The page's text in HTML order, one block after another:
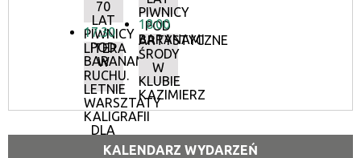
70
LAT
PIWNICY
POD
BARANAMI
17:30
LITERA
W
RUCHU.
LETNIE
WARSZTATY
KALIGRAFII
DLA
DOROSŁYCH
PIWNICY
POD
BARANAMI
18:00
ARTYSTYCZNE
ŚRODY
W
KLUBIE
KAZIMIERZ
KALENDARZ WYDARZEŃ